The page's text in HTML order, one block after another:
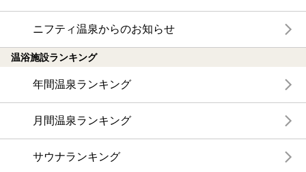
ニフティ温泉からのお知らせ
温浴施設ランキング
年間温泉ランキング
月間温泉ランキング
サウナランキング